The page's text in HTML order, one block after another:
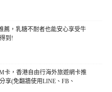
薦，乳糖不耐者也能安心享受牛
到!
卡，香港自由行海外旅遊網卡推
享(免翻牆使用LINE、FB、